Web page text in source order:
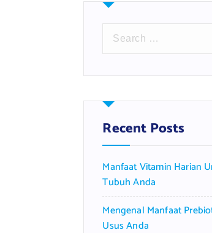
r
h
f
o
:
Recent Posts
Manfaat Vitamin Harian
Tubuh Anda
Mengenal Manfaat
Usus Anda